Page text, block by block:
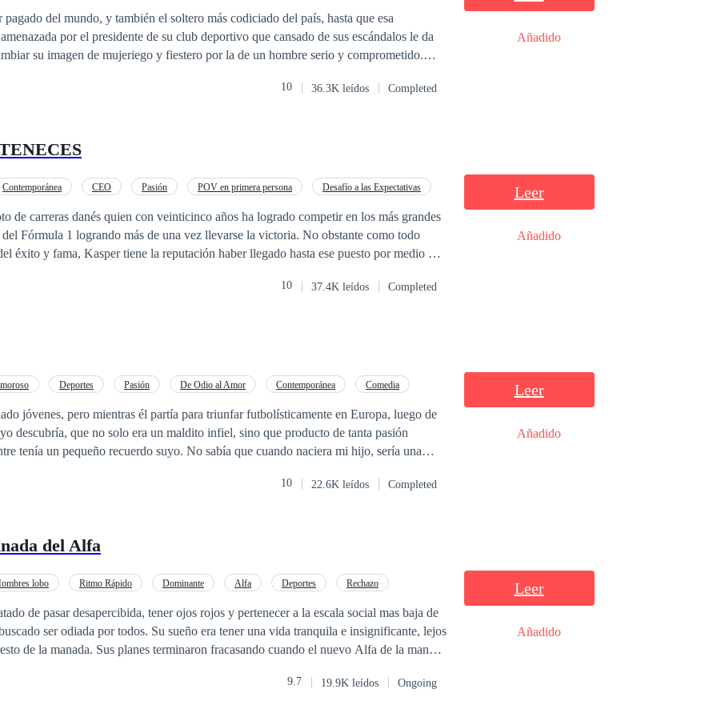
del mundo, y también el soltero más codiciado del país, hasta que esa
por el presidente de su club deportivo que cansado de sus escándalos le da
y fiestero por la de un hombre serio y comprometido.
y viviendo en casa de una amiga, está desesperada por encontrar una salida para sus
10 36.3K leídos Completed
Añadido
Contemporánea CEO Pasión POV en primera persona
Desafío a las Expectativas
de carreras danés quien con veinticinco años ha logrado competir en los más grandes
Fórmula 1 logrando más de una vez llevarse la victoria. No obstante como todo
éxito y fama, Kasper tiene la reputación haber llegado hasta ese puesto por medio de
dinero no le hace falta. El
importante le falta
10 37.4K leídos Completed
Leer
Añadido
Deportes Pasión De Odio al Amor Contemporánea Comedia
jóvenes, pero mientras él partía para triunfar futbolísticamente en Europa, luego de
un maldito infiel, sino que producto de tanta pasión
tenía un pequeño recuerdo suyo. No sabía que cuando naciera mi hijo, sería una
a olvidar. Mi madre me echó de su casa, al enterarse que yo estaba embarazada, pero
empresa que se dedicaba a cambiar la opinión pública de nefastos personajes…
10 22.6K leídos Completed
Leer
Añadido
del Alfa
lobo Ritmo Rápido Dominante Alfa Deportes Rechazo
de pasar desapercibida, tener ojos rojos y pertenecer a la escala social mas baja de
ser odiada por todos. Su sueño era tener una vida tranquila e insignificante, lejos
de la manada. Sus planes terminaron fracasando cuando el nuevo Alfa de la manada
alejarse para siempre de la manada Eclipse, la oportunidad se le presenta ofreciendose
9.7 19.9K leídos Ongoing
Leer
Añadido